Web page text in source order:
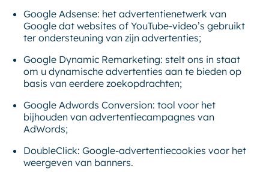
Google Adsense: het advertentienetwerk van
Google dat websites of YouTube-video’s gebruikt
ter ondersteuning van zijn advertenties;
Google Dynamic Remarketing: stelt ons in staat
om u dynamische advertenties aan te bieden op
basis van eerdere zoekopdrachten;
Google Adwords Conversion: tool voor het
bijhouden van advertentiecampagnes van
AdWords;
DoubleClick: Google-advertentiecookies voor het
weergeven van banners.